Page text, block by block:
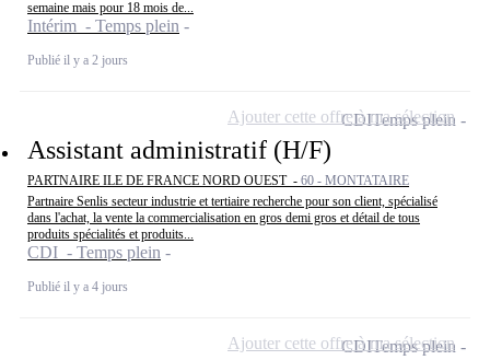
semaine mais pour 18 mois de...
Intérim - Temps plein
Publié il y a 2 jours
Assistant administratif (H/F)
PARTNAIRE ILE DE FRANCE NORD OUEST - 60 - MONTATAIRE
Partnaire Senlis secteur industrie et tertiaire recherche pour son client, spécialisé
dans l'achat, la vente la commercialisation en gros demi gros et détail de tous
produits spécialités et produits...
CDI - Temps plein
Publié il y a 4 jours
CDITemps plein
Ajouter cette offre à ma sélection
CDITemps plein
Ajouter cette offre à ma sélection